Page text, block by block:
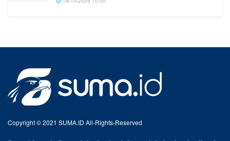
Copyright © 2021 SUMA.ID All-Rights-Reserved